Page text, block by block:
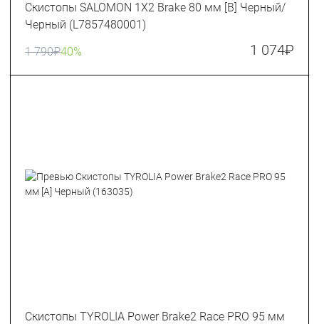
Скистопы SALOMON 1X2 Brake 80 мм [B] Черный/
Черный (L7857480001)
1 790₽40% 1 074₽
Скистопы TYROLIA Power Brake2 Race PRO 95 мм